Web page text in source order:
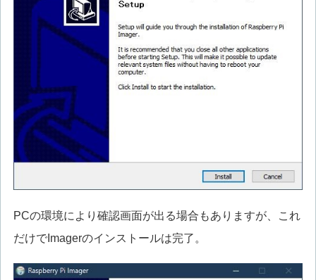
PCの環境により確認画面が出る場合もありますが、これ
だけでImagerのインストールは完了。